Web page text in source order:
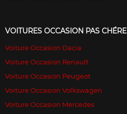
VOITURES OCCASION PAS CHÉRE
Voiture Occasion Dacia
Voiture Occasion Renault
Voiture Occasion Peugeot
Voiture Occasion Volkswagen
Voiture Occasion Mercedes